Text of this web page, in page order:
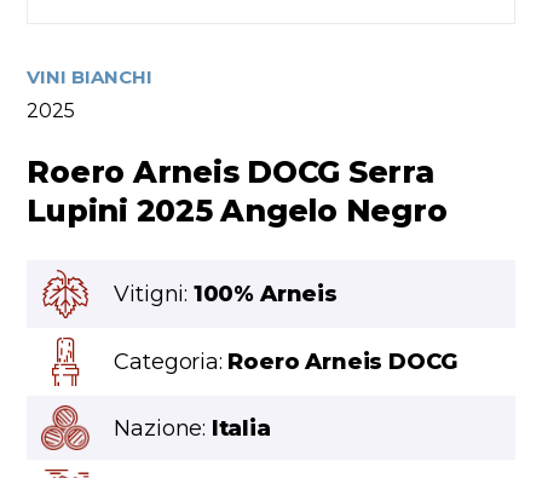
VINI BIANCHI
2025
Roero Arneis DOCG Serra
Lupini 2025 Angelo Negro
Vitigni: 100% Arneis
Categoria: Roero Arneis DOCG
Nazione: Italia